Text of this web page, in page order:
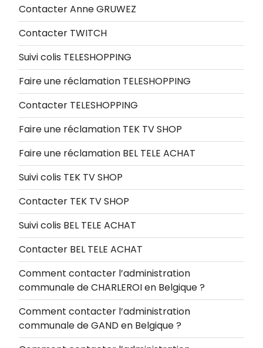
Contacter Anne GRUWEZ
Contacter TWITCH
Suivi colis TELESHOPPING
Faire une réclamation TELESHOPPING
Contacter TELESHOPPING
Faire une réclamation TEK TV SHOP
Faire une réclamation BEL TELE ACHAT
Suivi colis TEK TV SHOP
Contacter TEK TV SHOP
Suivi colis BEL TELE ACHAT
Contacter BEL TELE ACHAT
Comment contacter l’administration
communale de CHARLEROI en Belgique ?
Comment contacter l’administration
communale de GAND en Belgique ?